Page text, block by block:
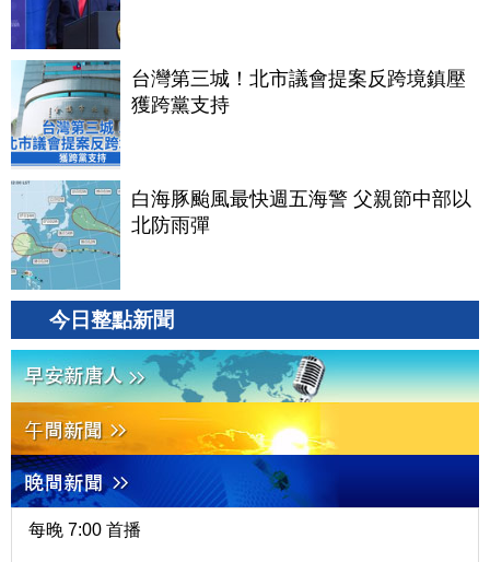
台灣第三城！北市議會提案反跨境鎮壓
獲跨黨支持
白海豚颱風最快週五海警 父親節中部以
北防雨彈
今日整點新聞
每晚 7:00 首播